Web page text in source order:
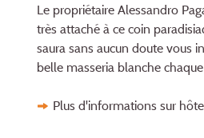
Le propriétaire Alessandro
très attaché à ce coin
saura sans aucun doute vous
belle masseria blanche
Plus d'informations sur